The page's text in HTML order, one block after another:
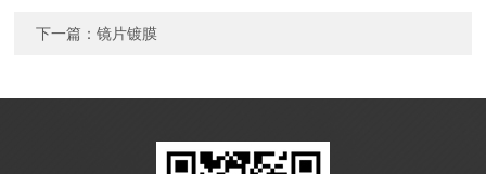
下一篇：镜片镀膜